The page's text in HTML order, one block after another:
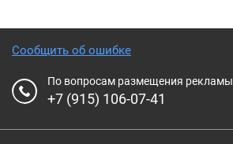
Сообщить об ошибке
По вопросам размещения рекламы
+7 (915) 106-07-41